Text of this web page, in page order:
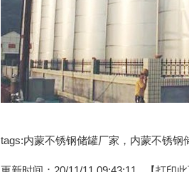
tags:内蒙不锈钢储罐厂家，内蒙不锈钢